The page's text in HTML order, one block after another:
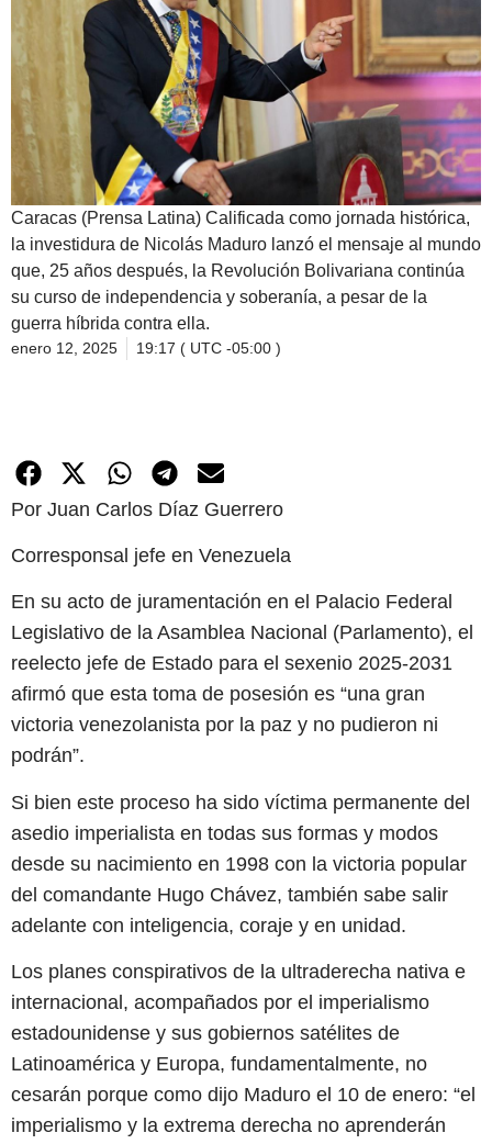
Caracas (Prensa Latina) Calificada como jornada histórica,
la investidura de Nicolás Maduro lanzó el mensaje al mundo
que, 25 años después, la Revolución Bolivariana continúa
su curso de independencia y soberanía, a pesar de la
guerra híbrida contra ella.
enero 12, 2025 19:17 ( UTC -05:00 )
Por Juan Carlos Díaz Guerrero
Corresponsal jefe en Venezuela
En su acto de juramentación en el Palacio Federal
Legislativo de la Asamblea Nacional (Parlamento), el
reelecto jefe de Estado para el sexenio 2025-2031
afirmó que esta toma de posesión es “una gran
victoria venezolanista por la paz y no pudieron ni
podrán”.
Si bien este proceso ha sido víctima permanente del
asedio imperialista en todas sus formas y modos
desde su nacimiento en 1998 con la victoria popular
del comandante Hugo Chávez, también sabe salir
adelante con inteligencia, coraje y en unidad.
Los planes conspirativos de la ultraderecha nativa e
internacional, acompañados por el imperialismo
estadounidense y sus gobiernos satélites de
Latinoamérica y Europa, fundamentalmente, no
cesarán porque como dijo Maduro el 10 de enero: “el
imperialismo y la extrema derecha no aprenderán